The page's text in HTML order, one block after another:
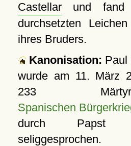
Castellarund fand
durchsetzten
ihres Bruders.
Kanonisation: Paul
wurde am 11. März
233
Spanischen
durch Papst
seliggesprochen.